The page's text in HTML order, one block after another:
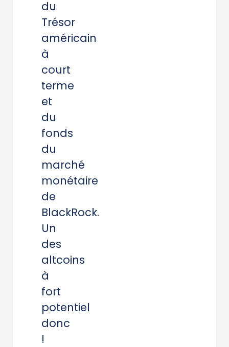
du
Trésor
américain
à
court
terme
et
du
fonds
du
marché
monétaire
de
BlackRock.
Un
des
altcoins
à
fort
potentiel
donc
!